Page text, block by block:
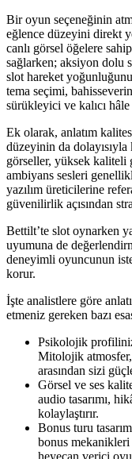
Bir oyun seçeneğinin
eğlence düzeyini direkt
canlı görsel öğelere
sağlarken; aksiyon dolu
slot hareket
tema seçimi,
sürükleyici ve kalıcı
Ek olarak, anlatım
düzeyinin da dolayısıyla
görseller, yüksek kaliteli
ambiyans sesleri
yazılım üreticilerine
güvenilirlik açısından
Bettilt’te slot oynarken
uyumuna de
deneyimli oyuncunun
korur.
İşte analistlere göre
etmeniz gereken bazı
Psikolojik
Mitolojik
arasından sizi
Görsel ve ses
audio tasarımı,
kolaylaştırır.
Bonus turu
bonus mekanikleri
heyecan verici